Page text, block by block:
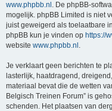
www.phpbb.nl . De phpBB-
mogelijk. phpBB Limited is niet
juist geweigerd als toelaatbare
phpBB kun je vinden op https://
website www.phpbb.nl .
Je verklaart geen berichten te
lasterlijk, haatdragend,
materiaal bevat die de wetten
Belgisch Treinen Forum” is
schenden. Het plaatsen van